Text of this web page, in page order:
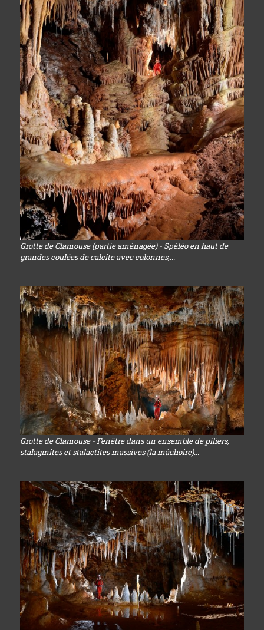
Grotte de Clamouse (partie aménagée) - Spéléo en haut de
grandes coulées de calcite avec colonnes,...
Grotte de Clamouse - Fenêtre dans un ensemble de piliers,
stalagmites et stalactites massives (la mâchoire)...